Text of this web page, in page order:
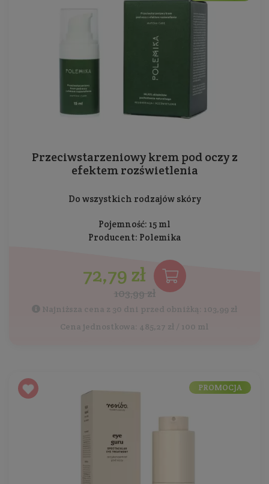
Przeciwstarzeniowy krem pod oczy z
efektem rozświetlenia
Do wszystkich rodzajów skóry
Pojemność: 15 ml
Producent: Polemika
72,79 zł
103,99 zł
Najniższa cena z 30 dni przed obniżką: 103,99 zł
Cena jednostkowa: 485,27 zł / 100 ml
PROMOCJA